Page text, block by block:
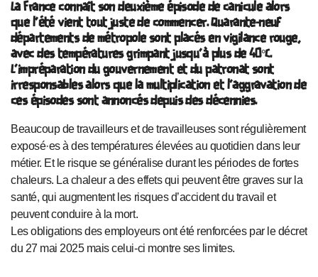
La France connaît son deuxième épisode de canicule alors
que l’été vient tout juste de commencer. Quarante-neuf
départements de métropole sont placés en vigilance rouge,
avec des températures grimpant jusqu’à plus de 40°C.
L’impréparation du gouvernement et du patronat sont
irresponsables alors que la multiplication et l’aggravation de
ces épisodes sont annoncés depuis des décennies.
Beaucoup de travailleurs et de travailleuses sont régulièrement
exposé·es à des températures élevées au quotidien dans leur
métier. Et le risque se généralise durant les périodes de fortes
chaleurs. La chaleur a des effets qui peuvent être graves sur la
santé, qui augmentent les risques d’accident du travail et
peuvent conduire à la mort.
Les obligations des employeurs ont été renforcées par le décret
du 27 mai 2025 mais celui-ci montre ses limites.